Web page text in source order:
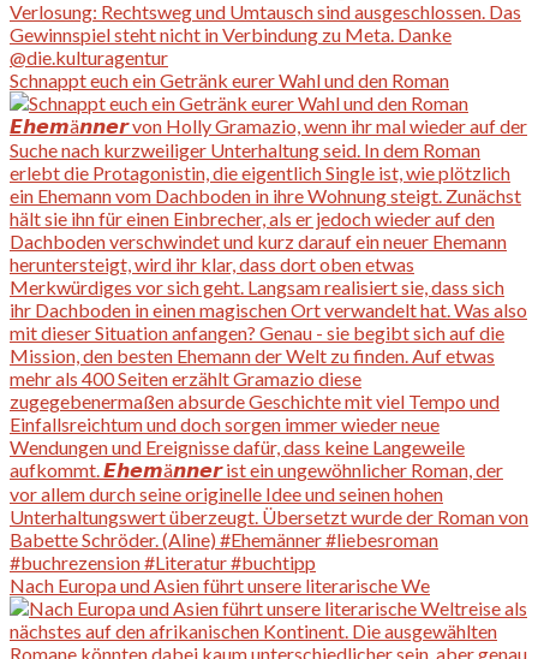
Schnappt euch ein Getränk eurer Wahl und den Roman
Nach Europa und Asien führt unsere literarische We